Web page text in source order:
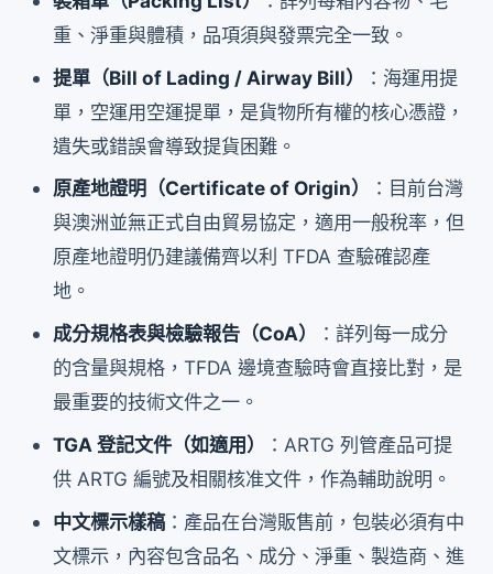
重、淨重與體積，品項須與發票完全一致。
提單（Bill of Lading / Airway Bill）
：海運用提
單，空運用空運提單，是貨物所有權的核心憑證，
遺失或錯誤會導致提貨困難。
原產地證明（Certificate of Origin）
：目前台灣
與澳洲並無正式自由貿易協定，適用一般稅率，但
原產地證明仍建議備齊以利 TFDA 查驗確認產
地。
成分規格表與檢驗報告（CoA）
：詳列每一成分
的含量與規格，TFDA 邊境查驗時會直接比對，是
最重要的技術文件之一。
TGA 登記文件（如適用）
：ARTG 列管產品可提
供 ARTG 編號及相關核准文件，作為輔助說明。
中文標示樣稿 ：產品在台灣販售前，包裝必須有中
文標示，內容包含品名、成分、淨重、製造商、進